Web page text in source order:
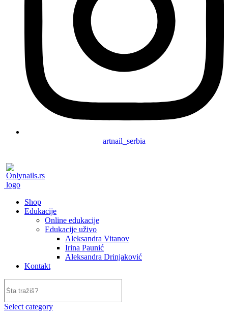
artnail_serbia
Shop
Edukacije
Online edukacije
Edukacije uživo
Aleksandra Vitanov
Irina Paunić
Aleksandra Drinjaković
Kontakt
Select category